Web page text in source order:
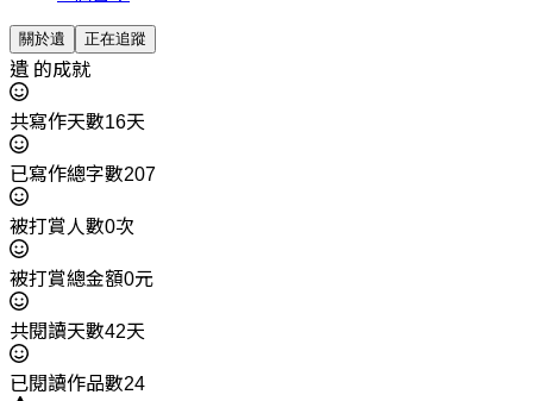
關於遺 正在追蹤
遺 的成就
共寫作天數16天
已寫作總字數207
被打賞人數0次
被打賞總金額0元
共閱讀天數42天
已閱讀作品數24